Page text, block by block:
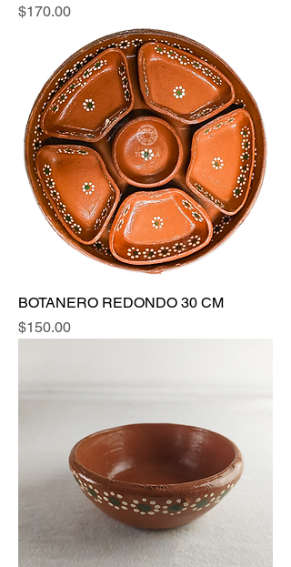
Precio
$170.00
BOTANERO REDONDO 30 CM
Precio
$150.00